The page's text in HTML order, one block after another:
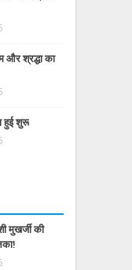
और श्रद्धा का
हुई शुरू
मुखर्जी की